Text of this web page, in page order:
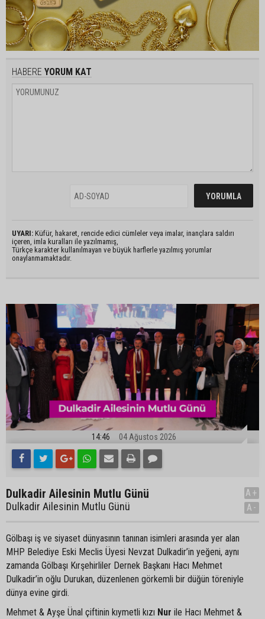
HABERE YORUM KAT
UYARI: Küfür, hakaret, rencide edici cümleler veya imalar, inançlara saldırı
içeren, imla kuralları ile yazılmamış,
Türkçe karakter kullanılmayan ve büyük harflerle yazılmış yorumlar
onaylanmamaktadır.
14:46 04 Ağustos 2026
Dulkadir Ailesinin Mutlu Günü
Dulkadir Ailesinin Mutlu Günü
A+
A-
Gölbaşı iş ve siyaset dünyasının tanınan isimleri arasında yer alan
MHP Belediye Eski Meclis Üyesi Nevzat Dulkadir’in yeğeni, aynı
zamanda Gölbaşı Kırşehirliler Dernek Başkanı Hacı Mehmet
Dulkadir’in oğlu Durukan, düzenlenen görkemli bir düğün töreniyle
dünya evine girdi.
Mehmet & Ayşe Ünal çiftinin kıymetli kızı Nur ile Hacı Mehmet &